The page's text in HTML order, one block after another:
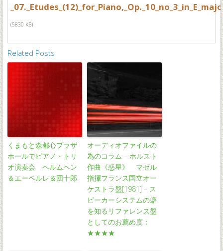
(5830 KB)
Related Posts
くまもと森都心プラザ
ホールでピアノ・トリ
オ演奏会 ヘルムヘン
＆エーベルレ＆団十郎
オーディオファイルの
為のコラム – ホルスト
作曲《惑星》 マゼル
指揮フランス国立オー
ケストラ盤[1981] – ス
ピーカーシステムの癖
を知るリファレンス盤
としてのお薦め度：
★★★★